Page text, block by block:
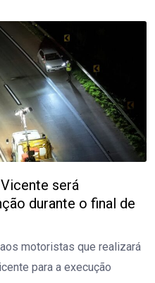
será
durante o final de
motoristas que realizará
para a execução